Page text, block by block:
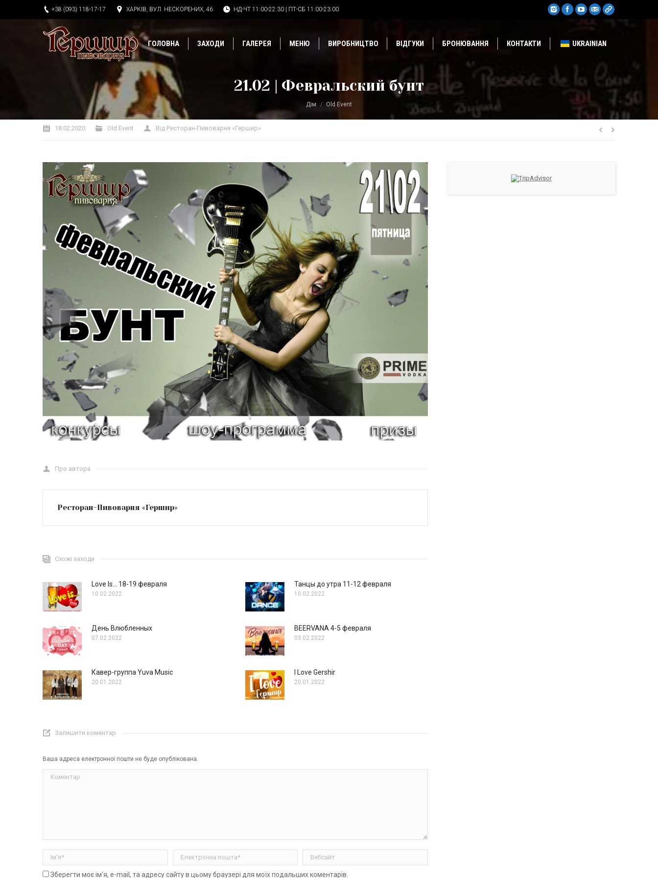
+38 (093) 118-17-17 ХАРКІВ, ВУЛ. НЕСКОРЕНИХ, 46 НД-ЧТ 11:00-22:30 | ПТ-СБ 11:00-23:00
ГОЛОВНА ЗАХОДИ ГАЛЕРЕЯ МЕНЮ ВИРОБНИЦТВО ВІДГУКИ БРОНЮВАННЯ КОНТАКТИ UKRAINIAN
21.02 | Февральский бунт
Дім Old Event
18.02.2020 Old Event Від Ресторан-Пивоварня «Гершир»
Про автора
Ресторан-Пивоварня «Гершир»
Схожі заходи
Love Is… 18-19 февраля
10.02.2022
Танцы до утра 11-12 февраля
10.02.2022
День Влюбленных
07.02.2022
BEERVANA 4-5 февраля
03.02.2022
Кавер-группа Yuva Music
20.01.2022
I Love Gershir
20.01.2022
Залишити коментар
Ваша адреса електронної пошти не буде опублікована.
Коментар
Ім'я * Електронна пошта * Вебсайт
Зберегти моє ім'я, e-mail, та адресу сайту в цьому браузері для моїх подальших коментарів.